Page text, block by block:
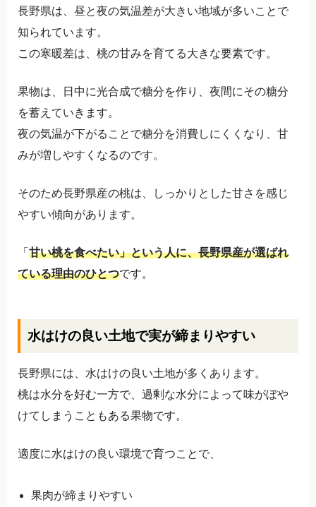
長野県は、昼と夜の気温差が大きい地域が多いことで
知られています。
この寒暖差は、桃の甘みを育てる大きな要素です。
果物は、日中に光合成で糖分を作り、夜間にその糖分
を蓄えていきます。
夜の気温が下がることで糖分を消費しにくくなり、甘
みが増しやすくなるのです。
そのため長野県産の桃は、しっかりとした甘さを感じ
やすい傾向があります。
「 甘い桃を食べたい」という人に、長野県産が選ばれ
ている理由のひとつです。
水はけの良い土地で実が締まりやすい
長野県には、水はけの良い土地が多くあります。
桃は水分を好む一方で、過剰な水分によって味がぼや
けてしまうこともある果物です。
適度に水はけの良い環境で育つことで、
果肉が締まりやすい